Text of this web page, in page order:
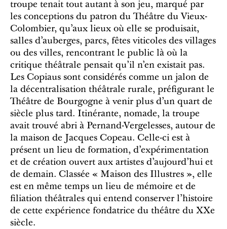
troupe tenait tout autant à son jeu, marqué par
les conceptions du patron du Théâtre du Vieux-
Colombier, qu’aux lieux où elle se produisait,
salles d’auberges, parcs, fêtes viticoles des villages
ou des villes, rencontrant le public là où la
critique théâtrale pensait qu’il n’en existait pas.
Les Copiaus sont considérés comme un jalon de
la décentralisation théâtrale rurale, préfigurant le
Théâtre de Bourgogne à venir plus d’un quart de
siècle plus tard. Itinérante, nomade, la troupe
avait trouvé abri à Pernand-Vergelesses, autour de
la maison de Jacques Copeau. Celle-ci est à
présent un lieu de formation, d’expérimentation
et de création ouvert aux artistes d’aujourd’hui et
de demain. Classée « Maison des Illustres », elle
est en même temps un lieu de mémoire et de
filiation théâtrales qui entend conserver l’histoire
de cette expérience fondatrice du théâtre du XXe
siècle.